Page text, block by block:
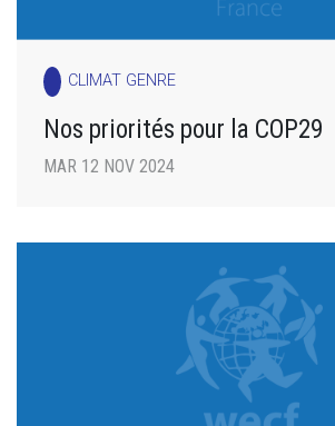
CLIMAT GENRE
Nos priorités pour la COP29
MAR 12 NOV 2024